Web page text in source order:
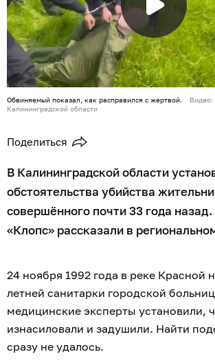
Обвиняемый показал, как расправился с жертвой.
Калининградской области
Поделиться
В Калининградской области
обстоятельства убийства
совершённого почти 33 года
«Клопс» рассказали в
24 ноября 1992 года в реке Красной
летней санитарки городской
медицинские эксперты установили,
изнасиловали и задушили. Найти
сразу не удалось.